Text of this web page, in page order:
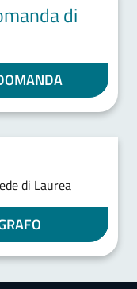
di
di Laurea